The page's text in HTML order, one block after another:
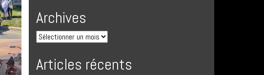
Archives
Articles récents